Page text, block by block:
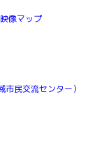
像マップ
民交流センター）